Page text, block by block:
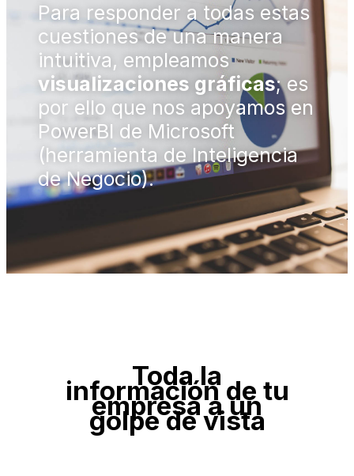
Para responder a todas estas
cuestiones de una manera
intuitiva, empleamos
visualizaciones gráficas; es
por ello que nos apoyamos en
PowerBI de Microsoft
(herramienta de Inteligencia
de Negocio).
Toda la
información de tu
empresa a un
golpe de vista